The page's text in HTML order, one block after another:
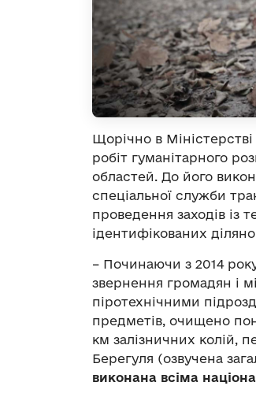
Щорічно в Міністерстві
робіт гуманітарного
областей. До його
спеціальної служби
проведення заходів із
ідентифікованих
– Починаючи з 2014
звернення громадян і
піротехнічними
предметів, очищено
км залізничних колій,
Берегуля (озвучена
виконана всіма